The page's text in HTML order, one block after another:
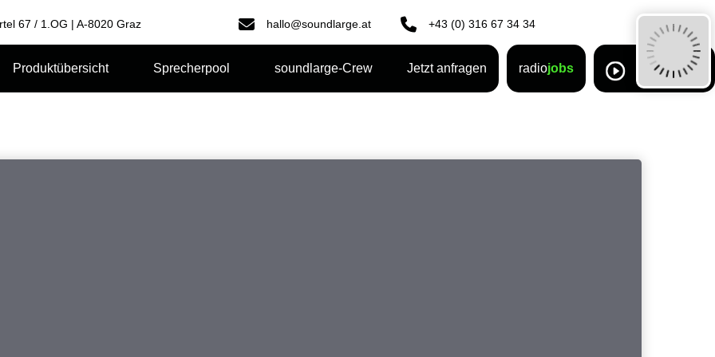
67 / 1.OG | A-8020 Graz hallo@soundlarge.at +43 (0) 316 67 34 34
Produktübersicht Sprecherpool soundlarge-Crew Jetzt anfragen radiojobs